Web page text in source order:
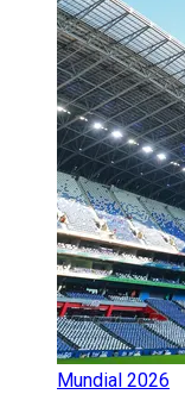
Mundial 2026